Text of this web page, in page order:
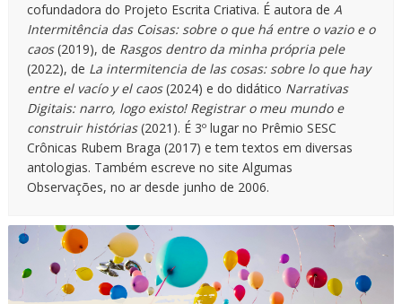
cofundadora do Projeto Escrita Criativa. É autora de A
Intermitência das Coisas: sobre o que há entre o vazio e o
caos(2019), de Rasgos dentro da minha própria pele
(2022), de La intermitencia de las cosas: sobre lo que hay
entre el vacío y el caos(2024) e do didático Narrativas
Digitais: narro, logo existo! Registrar o meu mundo e
construir histórias(2021). É 3º lugar no Prêmio SESC
Crônicas Rubem Braga (2017) e tem textos em diversas
antologias. Também escreve no site Algumas
Observações, no ar desde junho de 2006.